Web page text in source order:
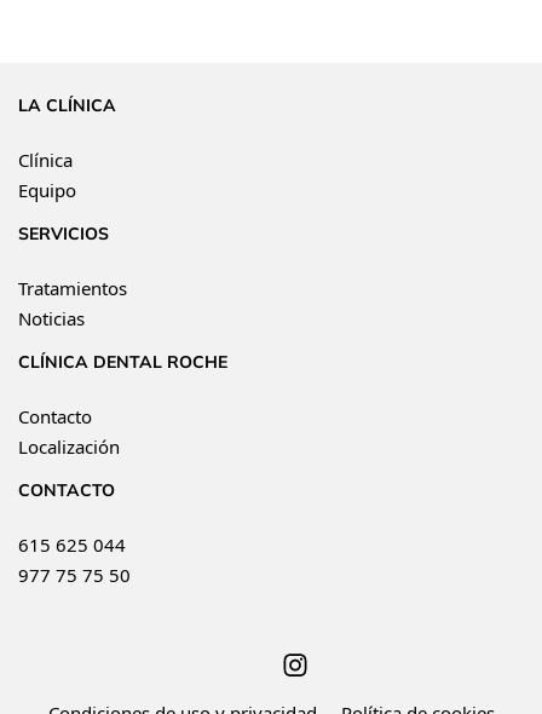
LA CLÍNICA
Clínica
Equipo
SERVICIOS
Tratamientos
Noticias
CLÍNICA DENTAL ROCHE
Contacto
Localización
CONTACTO
615 625 044
977 75 75 50